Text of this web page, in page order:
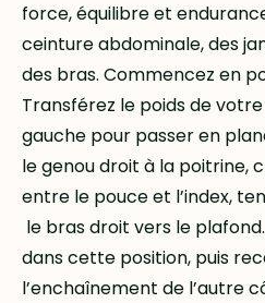
force, équilibre et
ceinture abdominale, des
des bras. Commencez en
Transférez le poids de
gauche pour passer en
le genou droit à la poitrine,
entre le pouce et l’index,
le bras droit vers le
dans cette position, puis
l’enchaînement de l’autre